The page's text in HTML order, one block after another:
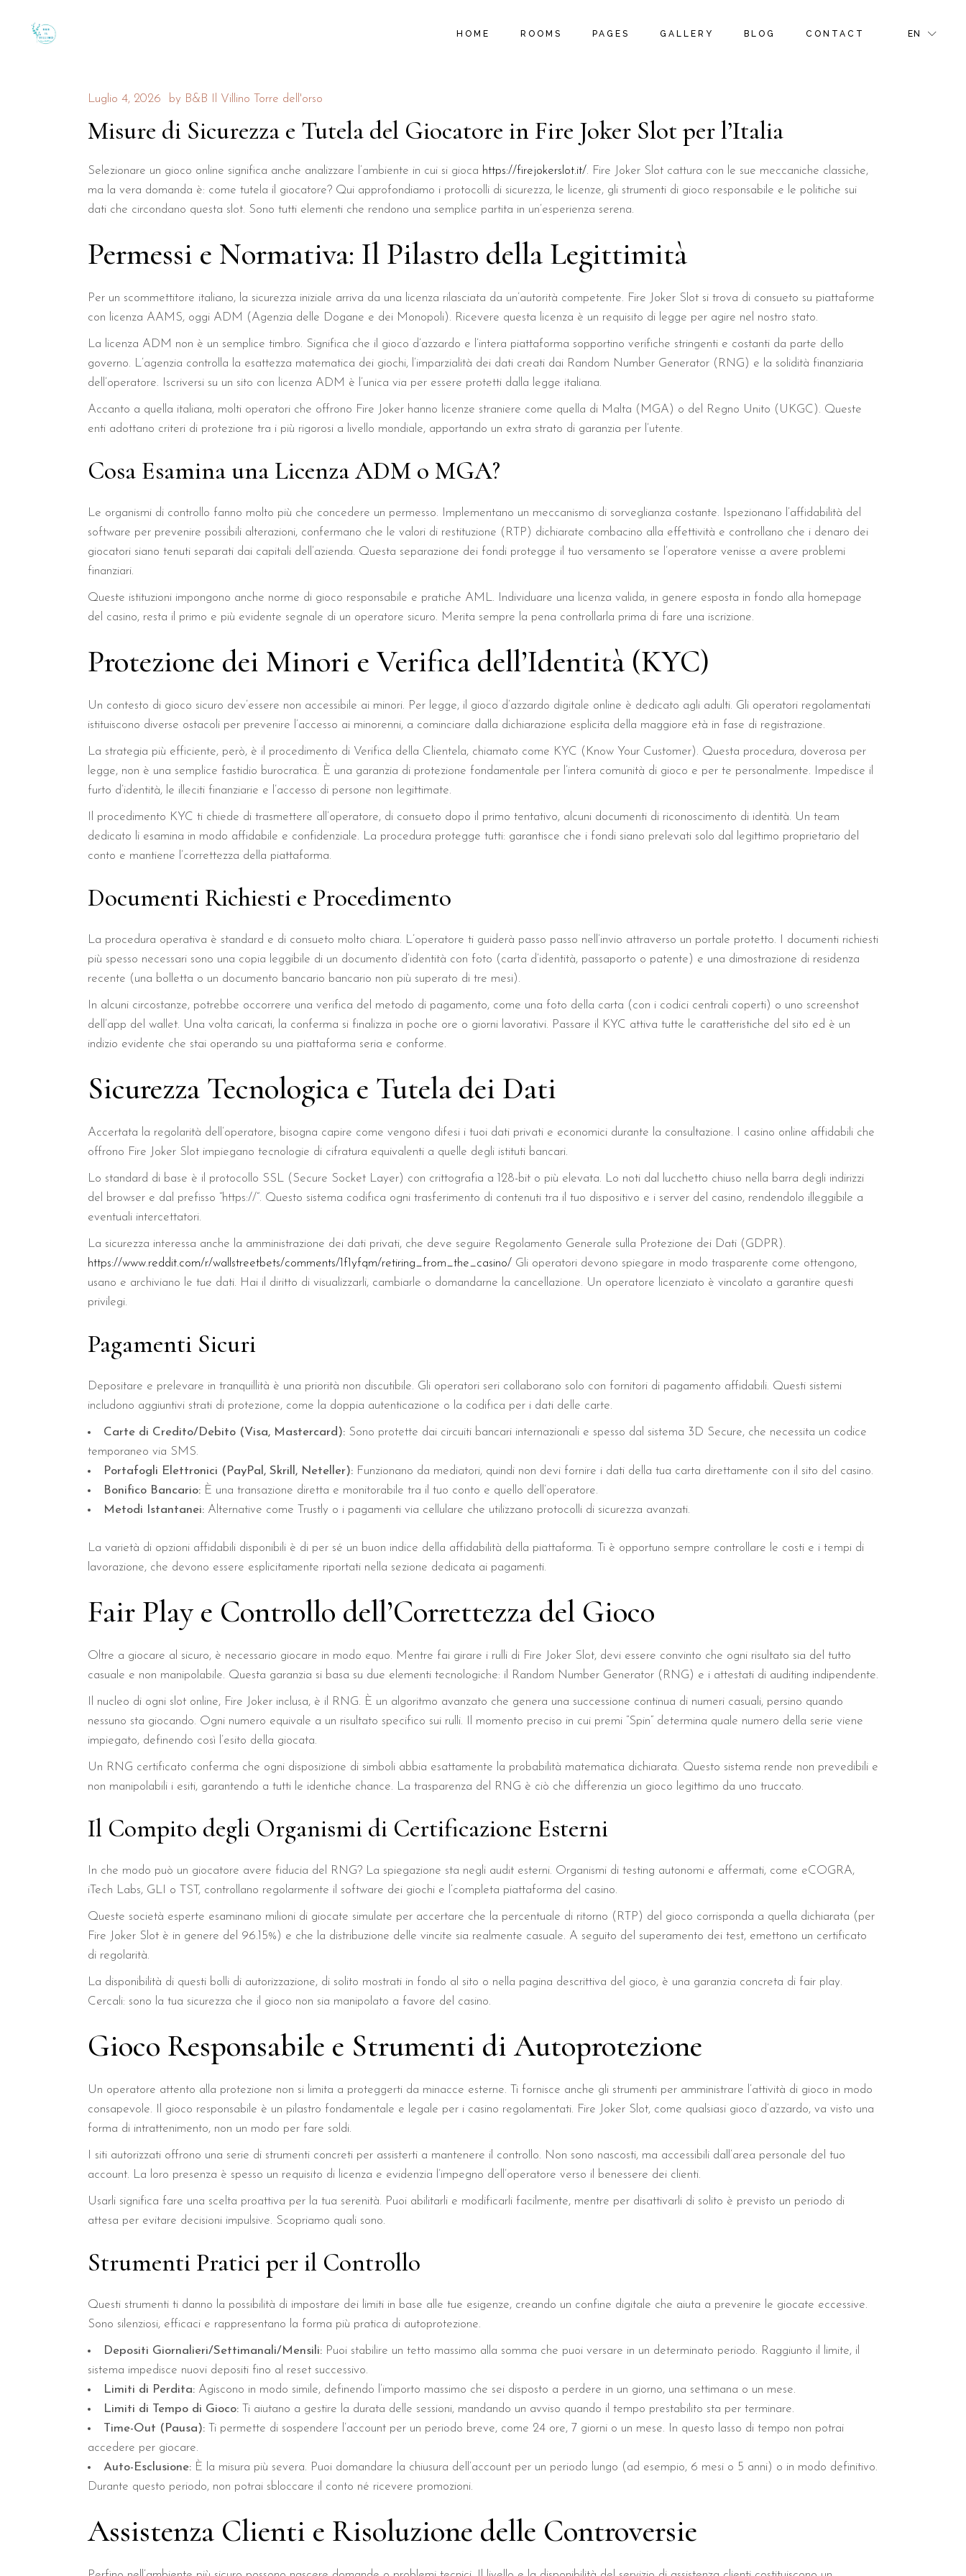
HOME
HOSTEL HOME
HOTEL HOME
ROOMS
SINGLE ROOM
CHECKOUT
PAGES
LOCAL ACTIVITIES
GALLERY BLOG
BLOG PINTEREST
CONTACT EN
HOTEL HOMECHECKOUT 404 ERROR PAGE
Luglio 4, 2026 by B&B Il Villino Torre dell'orso
Misure di Sicurezza e Tutela del Giocatore in Fire Joker Slot per l’Italia
Selezionare un gioco online significa anche analizzare l’ambiente in cui si gioca https://firejokerslot.it/. Fire Joker Slot cattura con le sue meccaniche classiche,
ma la vera domanda è: come tutela il giocatore? Qui approfondiamo i protocolli di sicurezza, le licenze, gli strumenti di gioco responsabile e le politiche sui
dati che circondano questa slot. Sono tutti elementi che rendono una semplice partita in un’esperienza serena.
Permessi e Normativa: Il Pilastro della Legittimità
Per un scommettitore italiano, la sicurezza iniziale arriva da una licenza rilasciata da un’autorità competente. Fire Joker Slot si trova di consueto su piattaforme
con licenza AAMS, oggi ADM (Agenzia delle Dogane e dei Monopoli). Ricevere questa licenza è un requisito di legge per agire nel nostro stato.
La licenza ADM non è un semplice timbro. Significa che il gioco d’azzardo e l’intera piattaforma sopportino verifiche stringenti e costanti da parte dello
governo. L’agenzia controlla la esattezza matematica dei giochi, l’imparzialità dei dati creati dai Random Number Generator (RNG) e la solidità finanziaria
dell’operatore. Iscriversi su un sito con licenza ADM è l’unica via per essere protetti dalla legge italiana.
Accanto a quella italiana, molti operatori che offrono Fire Joker hanno licenze straniere come quella di Malta (MGA) o del Regno Unito (UKGC). Queste
enti adottano criteri di protezione tra i più rigorosi a livello mondiale, apportando un extra strato di garanzia per l’utente.
Cosa Esamina una Licenza ADM o MGA?
Le organismi di controllo fanno molto più che concedere un permesso. Implementano un meccanismo di sorveglianza costante. Ispezionano l’affidabilità del
software per prevenire possibili alterazioni, confermano che le valori di restituzione (RTP) dichiarate combacino alla effettività e controllano che i denaro dei
giocatori siano tenuti separati dai capitali dell’azienda. Questa separazione dei fondi protegge il tuo versamento se l’operatore venisse a avere problemi
finanziari.
Queste istituzioni impongono anche norme di gioco responsabile e pratiche AML. Individuare una licenza valida, in genere esposta in fondo alla homepage
del casino, resta il primo e più evidente segnale di un operatore sicuro. Merita sempre la pena controllarla prima di fare una iscrizione.
Protezione dei Minori e Verifica dell’Identità (KYC)
Un contesto di gioco sicuro dev’essere non accessibile ai minori. Per legge, il gioco d’azzardo digitale online è dedicato agli adulti. Gli operatori regolamentati
istituiscono diverse ostacoli per prevenire l’accesso ai minorenni, a cominciare dalla dichiarazione esplicita della maggiore età in fase di registrazione.
La strategia più efficiente, però, è il procedimento di Verifica della Clientela, chiamato come KYC (Know Your Customer). Questa procedura, doverosa per
legge, non è una semplice fastidio burocratica. È una garanzia di protezione fondamentale per l’intera comunità di gioco e per te personalmente. Impedisce il
furto d’identità, le illeciti finanziarie e l’accesso di persone non legittimate.
Il procedimento KYC ti chiede di trasmettere all’operatore, di consueto dopo il primo tentativo, alcuni documenti di riconoscimento di identità. Un team
dedicato li esamina in modo affidabile e confidenziale. La procedura protegge tutti: garantisce che i fondi siano prelevati solo dal legittimo proprietario del
conto e mantiene l’correttezza della piattaforma.
Documenti Richiesti e Procedimento
La procedura operativa è standard e di consueto molto chiara. L’operatore ti guiderà passo passo nell’invio attraverso un portale protetto. I documenti richiesti
più spesso necessari sono una copia leggibile di un documento d’identità con foto (carta d’identità, passaporto o patente) e una dimostrazione di residenza
recente (una bolletta o un documento bancario bancario non più superato di tre mesi).
In alcuni circostanze, potrebbe occorrere una verifica del metodo di pagamento, come una foto della carta (con i codici centrali coperti) o uno screenshot
dell’app del wallet. Una volta caricati, la conferma si finalizza in poche ore o giorni lavorativi. Passare il KYC attiva tutte le caratteristiche del sito ed è un
indizio evidente che stai operando su una piattaforma seria e conforme.
Sicurezza Tecnologica e Tutela dei Dati
Accertata la regolarità dell’operatore, bisogna capire come vengono difesi i tuoi dati privati e economici durante la consultazione. I casino online affidabili che
offrono Fire Joker Slot impiegano tecnologie di cifratura equivalenti a quelle degli istituti bancari.
Lo standard di base è il protocollo SSL (Secure Socket Layer) con crittografia a 128-bit o più elevata. Lo noti dal lucchetto chiuso nella barra degli indirizzi
del browser e dal prefisso “https://”. Questo sistema codifica ogni trasferimento di contenuti tra il tuo dispositivo e i server del casino, rendendolo illeggibile a
eventuali intercettatori.
La sicurezza interessa anche la amministrazione dei dati privati, che deve seguire Regolamento Generale sulla Protezione dei Dati (GDPR).
https://www.reddit.com/r/wallstreetbets/comments/1f1yfqm/retiring_from_the_casino/ Gli operatori devono spiegare in modo trasparente come ottengono,
usano e archiviano le tue dati. Hai il diritto di visualizzarli, cambiarle o domandarne la cancellazione. Un operatore licenziato è vincolato a garantire questi
privilegi.
Pagamenti Sicuri
Depositare e prelevare in tranquillità è una priorità non discutibile. Gli operatori seri collaborano solo con fornitori di pagamento affidabili. Questi sistemi
includono aggiuntivi strati di protezione, come la doppia autenticazione o la codifica per i dati delle carte.
Carte di Credito/Debito (Visa, Mastercard): Sono protette dai circuiti bancari internazionali e spesso dal sistema 3D Secure, che necessita un codice
temporaneo via SMS.
Portafogli Elettronici (PayPal, Skrill, Neteller): Funzionano da mediatori, quindi non devi fornire i dati della tua carta direttamente con il sito del casino.
Bonifico Bancario: È una transazione diretta e monitorabile tra il tuo conto e quello dell’operatore.
Metodi Istantanei: Alternative come Trustly o i pagamenti via cellulare che utilizzano protocolli di sicurezza avanzati.
La varietà di opzioni affidabili disponibili è di per sé un buon indice della affidabilità della piattaforma. Ti è opportuno sempre controllare le costi e i tempi di
lavorazione, che devono essere esplicitamente riportati nella sezione dedicata ai pagamenti.
Fair Play e Controllo dell’Correttezza del Gioco
Oltre a giocare al sicuro, è necessario giocare in modo equo. Mentre fai girare i rulli di Fire Joker Slot, devi essere convinto che ogni risultato sia del tutto
casuale e non manipolabile. Questa garanzia si basa su due elementi tecnologiche: il Random Number Generator (RNG) e i attestati di auditing indipendente.
Il nucleo di ogni slot online, Fire Joker inclusa, è il RNG. È un algoritmo avanzato che genera una successione continua di numeri casuali, persino quando
nessuno sta giocando. Ogni numero equivale a un risultato specifico sui rulli. Il momento preciso in cui premi “Spin” determina quale numero della serie viene
impiegato, definendo così l’esito della giocata.
Un RNG certificato conferma che ogni disposizione di simboli abbia esattamente la probabilità matematica dichiarata. Questo sistema rende non prevedibili e
non manipolabili i esiti, garantendo a tutti le identiche chance. La trasparenza del RNG è ciò che differenzia un gioco legittimo da uno truccato.
Il Compito degli Organismi di Certificazione Esterni
In che modo può un giocatore avere fiducia del RNG? La spiegazione sta negli audit esterni. Organismi di testing autonomi e affermati, come eCOGRA,
iTech Labs, GLI o TST, controllano regolarmente il software dei giochi e l’completa piattaforma del casino.
Queste società esperte esaminano milioni di giocate simulate per accertare che la percentuale di ritorno (RTP) del gioco corrisponda a quella dichiarata (per
Fire Joker Slot è in genere del 96.15%) e che la distribuzione delle vincite sia realmente casuale. A seguito del superamento dei test, emettono un certificato
di regolarità.
La disponibilità di questi bolli di autorizzazione, di solito mostrati in fondo al sito o nella pagina descrittiva del gioco, è una garanzia concreta di fair play.
Cercali: sono la tua sicurezza che il gioco non sia manipolato a favore del casino.
Gioco Responsabile e Strumenti di Autoprotezione
Un operatore attento alla protezione non si limita a proteggerti da minacce esterne. Ti fornisce anche gli strumenti per amministrare l’attività di gioco in modo
consapevole. Il gioco responsabile è un pilastro fondamentale e legale per i casino regolamentati. Fire Joker Slot, come qualsiasi gioco d’azzardo, va visto una
forma di intrattenimento, non un modo per fare soldi.
I siti autorizzati offrono una serie di strumenti concreti per assisterti a mantenere il controllo. Non sono nascosti, ma accessibili dall’area personale del tuo
account. La loro presenza è spesso un requisito di licenza e evidenzia l’impegno dell’operatore verso il benessere dei clienti.
Usarli significa fare una scelta proattiva per la tua serenità. Puoi abilitarli e modificarli facilmente, mentre per disattivarli di solito è previsto un periodo di
attesa per evitare decisioni impulsive. Scopriamo quali sono.
Strumenti Pratici per il Controllo
Questi strumenti ti danno la possibilità di impostare dei limiti in base alle tue esigenze, creando un confine digitale che aiuta a prevenire le giocate eccessive.
Sono silenziosi, efficaci e rappresentano la forma più pratica di autoprotezione.
Depositi Giornalieri/Settimanali/Mensili: Puoi stabilire un tetto massimo alla somma che puoi versare in un determinato periodo. Raggiunto il limite, il
sistema impedisce nuovi depositi fino al reset successivo.
Limiti di Perdita: Agiscono in modo simile, definendo l’importo massimo che sei disposto a perdere in un giorno, una settimana o un mese.
Limiti di Tempo di Gioco: Ti aiutano a gestire la durata delle sessioni, mandando un avviso quando il tempo prestabilito sta per terminare.
Time-Out (Pausa): Ti permette di sospendere l’account per un periodo breve, come 24 ore, 7 giorni o un mese. In questo lasso di tempo non potrai
accedere per giocare.
Auto-Esclusione: È la misura più severa. Puoi domandare la chiusura dell’account per un periodo lungo (ad esempio, 6 mesi o 5 anni) o in modo definitivo.
Durante questo periodo, non potrai sbloccare il conto né ricevere promozioni.
Assistenza Clienti e Risoluzione delle Controversie